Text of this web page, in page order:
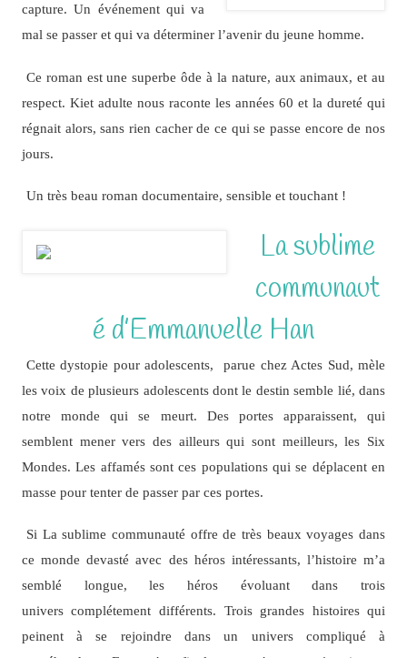
capture. Un événement qui va
mal se passer et qui va déterminer l’avenir du jeune homme.
Ce roman est une superbe ôde à la nature, aux animaux, et au
respect. Kiet adulte nous raconte les années 60 et la dureté qui
régnait alors, sans rien cacher de ce qui se passe encore de nos
jours.
Un très beau roman documentaire, sensible et touchant !
La sublime
communaut
é d’Emmanuelle Han
Cette dystopie pour adolescents, parue chez Actes Sud, mèle
les voix de plusieurs adolescents dont le destin semble lié, dans
notre monde qui se meurt. Des portes apparaissent, qui
semblent mener vers des ailleurs qui sont meilleurs, les Six
Mondes. Les affamés sont ces populations qui se déplacent en
masse pour tenter de passer par ces portes.
Si La sublime communauté offre de très beaux voyages dans
ce monde devasté avec des héros intéressants, l’histoire m’a
semblé longue, les héros évoluant dans trois
univers complétement différents. Trois grandes histoires qui
peinent à se rejoindre dans un univers compliqué à